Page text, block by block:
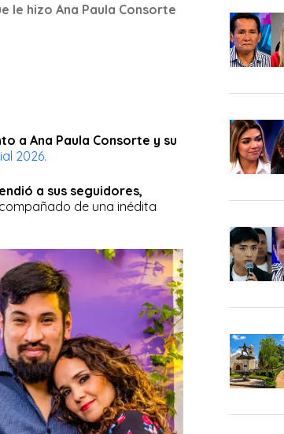
le hizo Ana Paula Consorte
a Ana Paula Consorte y su
2026.
a sus seguidores,
de una inédita